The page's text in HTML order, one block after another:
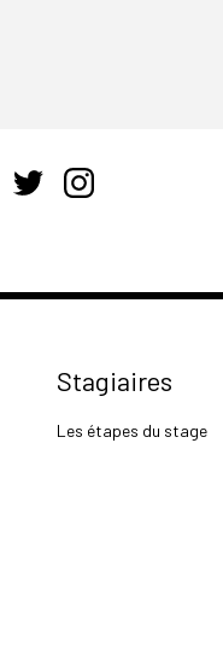
Stagiaires
Les étapes du stage